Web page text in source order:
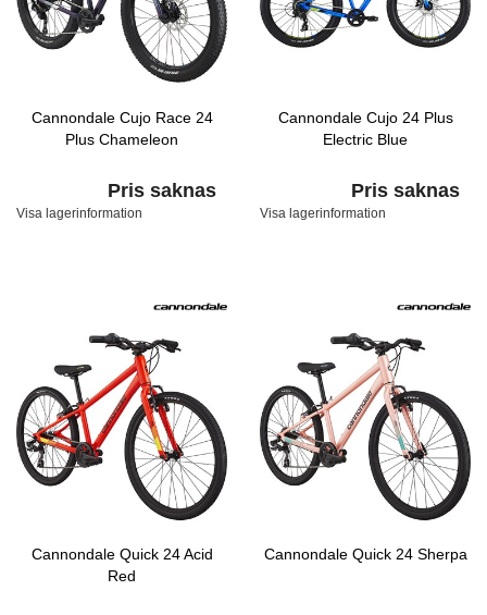
Cannondale Cujo Race 24
Plus Chameleon
Pris saknas
Visa lagerinformation
Cannondale Cujo 24 Plus
Electric Blue
Pris saknas
Visa lagerinformation
Cannondale Quick 24 Acid
Red
Cannondale Quick 24 Sherpa